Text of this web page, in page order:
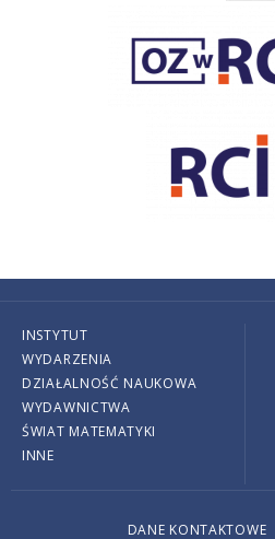
INSTYTUT
WYDARZENIA
DZIAŁALNOŚĆ NAUKOWA
WYDAWNICTWA
ŚWIAT MATEMATYKI
INNE
DANE KONTAKTOWE